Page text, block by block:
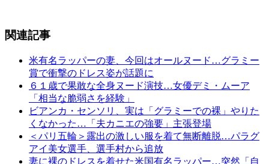
関連記事
米有名ラッパーの妻、今回はオールヌード…グラミー
賞で衝撃のドレス姿が話題に
６１歳で果敢な全身ヌード演技…女優デミ・ムーア
「相当な脆弱さを経験」
ビアンカ・センソリ、実は「グラミーでの裸」やりた
くなかった…「夫カニエの強要」主張登場
＜パリ五輪＞露出の激しい服を着て無断離脱…パラグ
アイ美女選手、選手村から追放
妻に裸のドレスを着せた米国有名ラッパー…突然「自